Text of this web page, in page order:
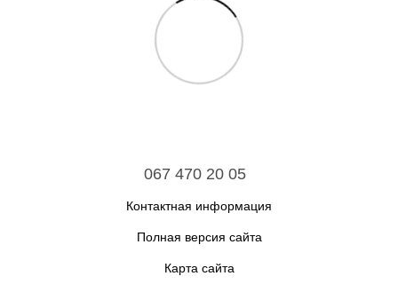
067 470 20 05
Контактная информация
Полная версия сайта
Карта сайта